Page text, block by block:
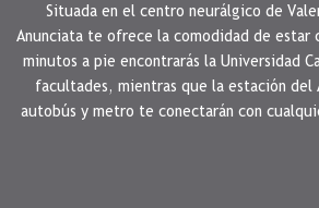
Situada en el centro neurálgico de
Anunciata te ofrece la comodidad de estar
minutos a pie encontrarás la Universidad
facultades, mientras que la estación del
autobús y metro te conectarán con